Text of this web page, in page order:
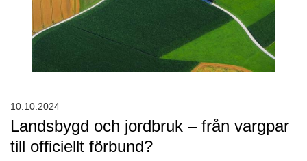
Landsbygd och jordbruk – från vargpar
till officiellt förbund?
10.10.2024